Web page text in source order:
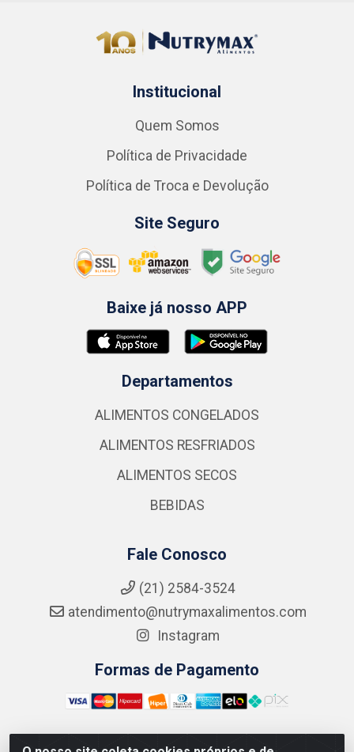
Institucional
Quem Somos
Política de Privacidade
Política de Troca e Devolução
Site Seguro
Baixe já nosso APP
Departamentos
ALIMENTOS CONGELADOS
ALIMENTOS RESFRIADOS
ALIMENTOS SECOS
BEBIDAS
Fale Conosco
(21) 2584-3524
atendimento@nutrymaxalimentos.com
Instagram
Formas de Pagamento